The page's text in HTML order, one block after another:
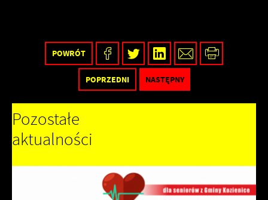
POWRÓT
POPRZEDNI NASTĘPNY
Pozostałe
aktualności